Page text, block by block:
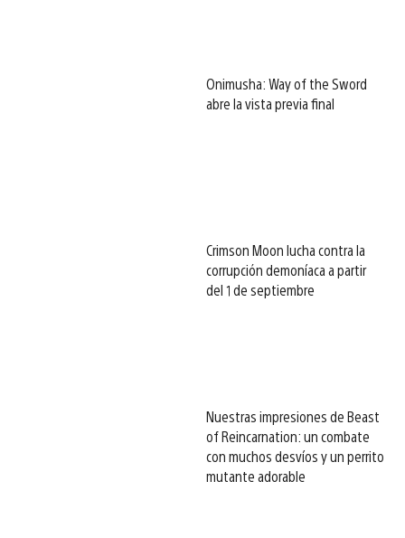
Onimusha: Way of the Sword
abre la vista previa final
Crimson Moon lucha contra la
corrupción demoníaca a partir
del 1 de septiembre
Nuestras impresiones de Beast
of Reincarnation: un combate
con muchos desvíos y un perrito
mutante adorable